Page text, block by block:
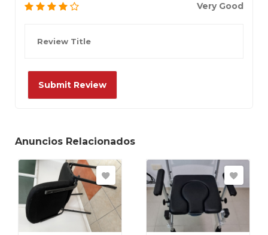
Very Good
Anuncios Relacionados